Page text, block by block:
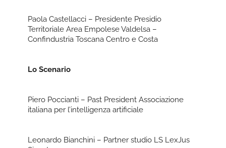
Paola Castellacci – Presidente Presidio
Territoriale Area Empolese Valdelsa –
Confindustria Toscana Centro e Costa
Lo Scenario
Piero Poccianti – Past President Associazione
italiana per l’intelligenza artificiale
Leonardo Bianchini – Partner studio LS LexJus